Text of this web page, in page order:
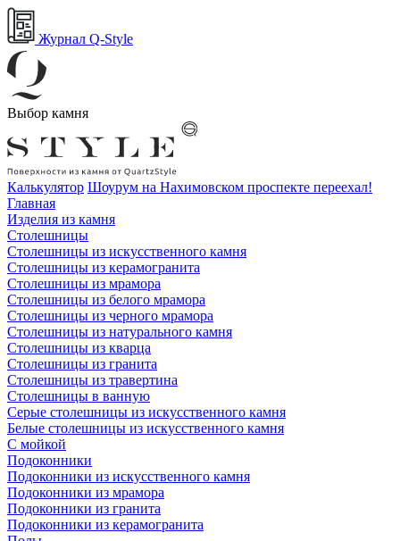
Журнал Q-Style
Выбор камня
Калькулятор Шоурум на Нахимовском проспекте переехал!
Главная
Изделия из камня
Столешницы
Столешницы из искусственного камня
Столешницы из керамогранита
Столешницы из мрамора
Столешницы из белого мрамора
Столешницы из черного мрамора
Столешницы из натурального камня
Столешницы из кварца
Столешницы из гранита
Столешницы из травертина
Столешницы в ванную
Серые столешницы из искусственного камня
Белые столешницы из искусственного камня
С мойкой
Подоконники
Подоконники из искусственного камня
Подоконники из мрамора
Подоконники из гранита
Подоконники из керамогранита